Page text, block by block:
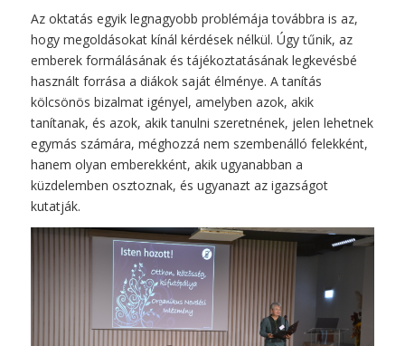
Az oktatás egyik legnagyobb problémája továbbra is az,
hogy megoldásokat kínál kérdések nélkül. Úgy tűnik, az
emberek formálásának és tájékoztatásának legkevésbé
használt forrása a diákok saját élménye. A tanítás
kölcsönös bizalmat igényel, amelyben azok, akik
tanítanak, és azok, akik tanulni szeretnének, jelen lehetnek
egymás számára, méghozzá nem szembenálló felekként,
hanem olyan emberekként, akik ugyanabban a
küzdelemben osztoznak, és ugyanazt az igazságot
kutatják.